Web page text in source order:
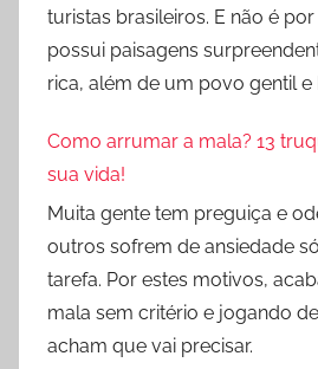
turistas brasileiros. E não é
possui paisagens
rica, além de um povo gentil e
Como arrumar a mala? 13
sua vida!
Muita gente tem preguiça e
outros sofrem de ansiedade
tarefa. Por estes motivos,
mala sem critério e jogando
acham que vai precisar.